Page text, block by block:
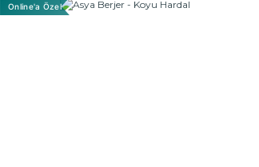
Online'a Özel